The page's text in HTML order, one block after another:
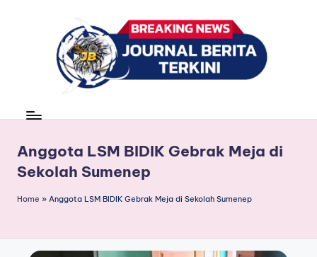
r
n
a
B
news
Anggota LSM BIDIK Gebrak Meja di
Sekolah Sumenep
Home » Anggota LSM BIDIK Gebrak Meja di Sekolah Sumenep